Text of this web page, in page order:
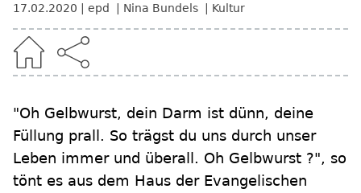
17.02.2020 epd Nina Bundels Kultur
"Oh Gelbwurst, dein Darm ist dünn, deine
Füllung prall. So trägst du uns durch unser
Leben immer und überall. Oh Gelbwurst ?", so
tönt es aus dem Haus der Evangelischen